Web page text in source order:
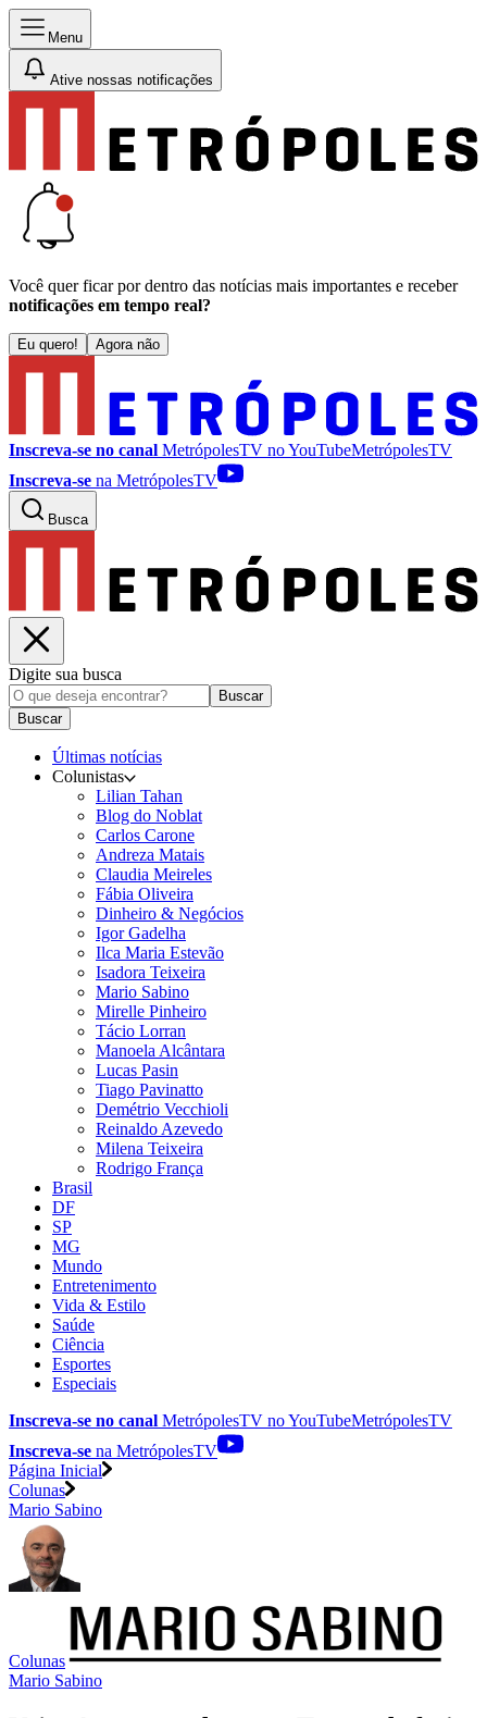
Menu
Ative nossas notificações
Você quer ficar por dentro das notícias mais importantes e receber
notificações em tempo real?
Eu quero! Agora não
Inscreva-se no canal MetrópolesTV noYouTubeMetrópolesTV
Inscreva-se na MetrópolesTV
Busca
Digite sua busca
Buscar
Buscar
Últimas notícias
Colunistas
Lilian Tahan
Blog do Noblat
Carlos Carone
Andreza Matais
Claudia Meireles
Fábia Oliveira
Dinheiro & Negócios
Igor Gadelha
Ilca Maria Estevão
Isadora Teixeira
Mario Sabino
Mirelle Pinheiro
Tácio Lorran
Manoela Alcântara
Lucas Pasin
Tiago Pavinatto
Demétrio Vecchioli
Reinaldo Azevedo
Milena Teixeira
Rodrigo França
Brasil
DF
SP
MG
Mundo
Entretenimento
Vida & Estilo
Saúde
Ciência
Esportes
Especiais
Inscreva-se no canal MetrópolesTV noYouTubeMetrópolesTV
Inscreva-se na MetrópolesTV
Página Inicial
Colunas
Mario Sabino
Colunas
Mario Sabino